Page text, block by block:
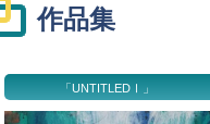
作品集
「UNTITLEDⅠ」